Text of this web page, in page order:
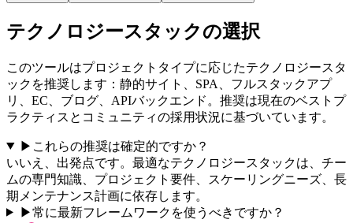
テクノロジースタックの選択
このツールはプロジェクトタイプに応じたテクノロジースタ
ックを推奨します：静的サイト、SPA、フルスタックアプ
リ、EC、ブログ、APIバックエンド。推奨は現在のベストプ
ラクティスとコミュニティの採用状況に基づいています。
▶ これらの推奨は確定的ですか？
いいえ、出発点です。最適なテクノロジースタックは、チー
ムの専門知識、プロジェクト要件、スケーリングニーズ、長
期メンテナンス計画に依存します。
▶常に最新フレームワークを使うべきですか？